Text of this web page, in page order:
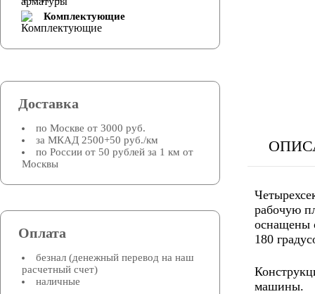
Комплектующие
Доставка
по Москве от 3000 руб.
за МКАД 2500+50 руб./км
по России от 50 рублей за 1 км от
Москвы
Оплата
безнал (денежный перевод на наш
расчетный счет)
наличные
рабочую
оснащены
180
машины.